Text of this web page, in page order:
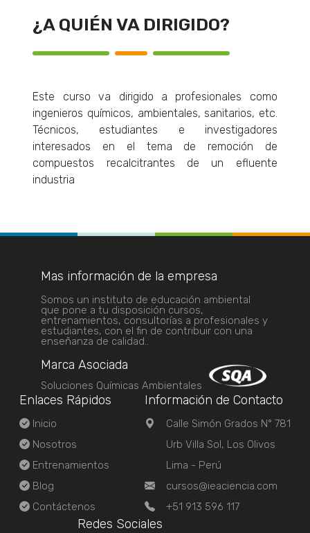
¿A QUIÉN VA DIRIGIDO?
Este curso va dirigido a profesionales como
ingenieros químicos, ambientales, sanitarios, etc.
Técnicos, estudiantes e investigadores
interesados en el tema de remoción de
compuestos recalcitrantes de un efluente
industria
Mas información de la empresa
Somos un instituto de educación ambiental
que pone a tu disposición cursos,
entrenamientos, consultorías a profesionales y
estudiantes, con el fin de contribuir con una
enseñanza de calidad..
Marca Asociada
Soluciones Químicas Ambientales
Enlaces Rápidos
Inicio
Nosotros
Entrenamientos
Blog
Contáctenos
Información de Contacto
Calle Simón Grados N° 781
Urb Villa Sol, Los Olivos
Lima - Perú
cursos@ieaciencia.com
+51 913 596 117
Redes Sociales